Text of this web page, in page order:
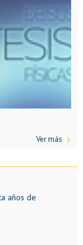
Ver más
años de